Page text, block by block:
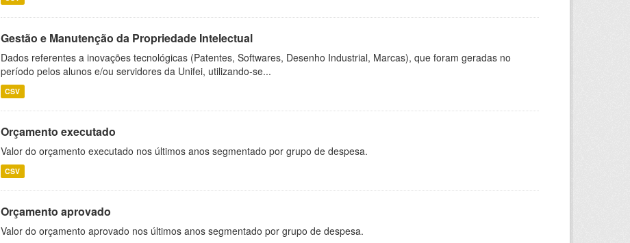
Gestão e Manutenção da Propriedade Intelectual
Dados referentes a inovações tecnológicas (Patentes, Softwares, Desenho Industrial, Marcas), que foram geradas no
período pelos alunos e/ou servidores da Unifei, utilizando-se...
CSV
Orçamento executado
Valor do orçamento executado nos últimos anos segmentado por grupo de despesa.
CSV
Orçamento aprovado
Valor do orçamento aprovado nos últimos anos segmentado por grupo de despesa.